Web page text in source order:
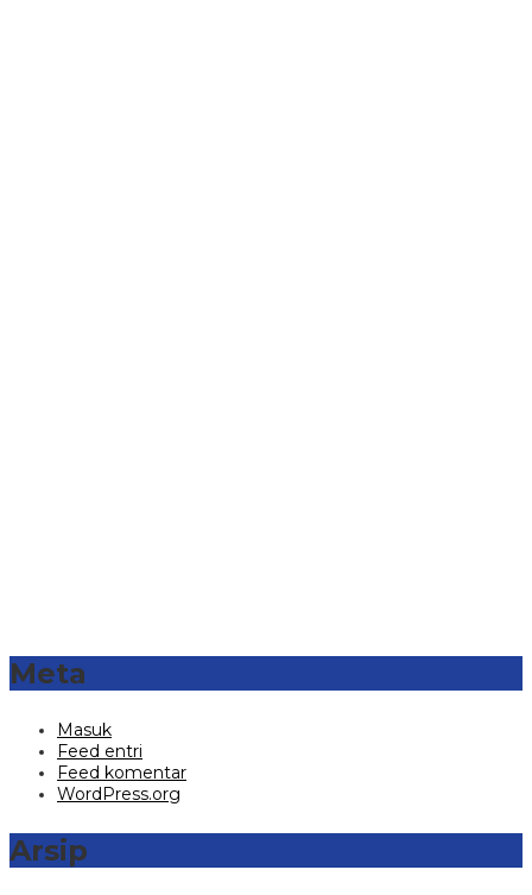
Meta
Masuk
Feed entri
Feed komentar
WordPress.org
Arsip